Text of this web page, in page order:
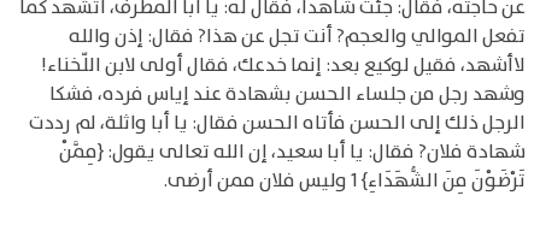
عن حاجته، فقال: جئت شاهداً، فقال له: يا أبا المطرف، أتشهد كما
تفعل الموالي والعجم? أنت تجل عن هذا? فقال: إذن والله
لاأشهد، فقيل لوكيع بعد: إنما خدعك، فقال أولى لابن اللّخناء!
وشهد رجل من جلساء الحسن بشهادة عند إياس فرده، فشكا
الرجل ذلك إلى الحسن فأتاه الحسن فقال: يا أبا واثلة، لم رددت
شهادة فلان? فقال: يا أبا سعيد، إن الله تعالى يقول: {مِمَّنْ
تَرْضَوْنَ مِنَ الشُّهَدَاءِ} 1 وليس فلان ممن أرضى.